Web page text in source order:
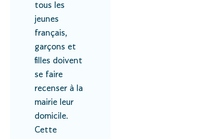
tous les
jeunes
français,
garçons et
filles doivent
se faire
recenser à la
mairie leur
domicile.
Cette